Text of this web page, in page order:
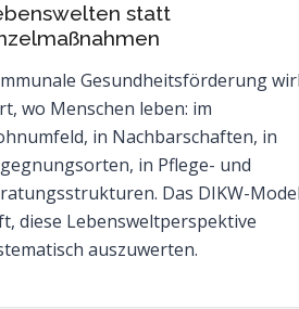
statt
Gesundheitsförderung
wo Menschen leben: im
in Nachbarschaften, in
in Pflege- und
Das DIKW-
diese Lebensweltperspektive
auszuwerten.